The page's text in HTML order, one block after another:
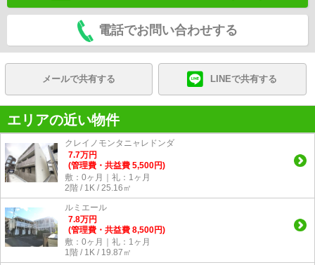
電話でお問い合わせする
メールで共有する LINEで共有する
エリアの近い物件
クレイノモンタニャレドンダ
7.7万円
(管理費・共益費 5,500円)
敷：0ヶ月｜礼：1ヶ月
2階 / 1K / 25.16㎡
ルミエール
7.8万円
(管理費・共益費 8,500円)
敷：0ヶ月｜礼：1ヶ月
1階 / 1K / 19.87㎡